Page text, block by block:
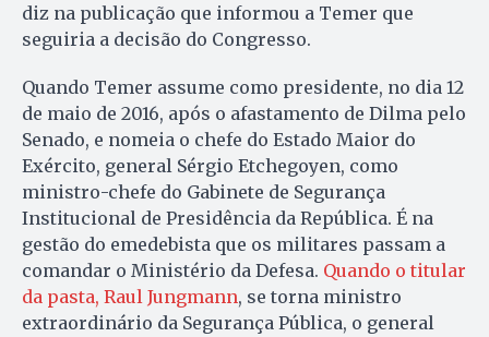
diz na publicação que informou a Temer que
seguiria a decisão do Congresso.
Quando Temer assume como presidente, no dia 12
de maio de 2016, após o afastamento de Dilma pelo
Senado, e nomeia o chefe do Estado Maior do
Exército, general Sérgio Etchegoyen, como
ministro-chefe do Gabinete de Segurança
Institucional de Presidência da República. É na
gestão do emedebista que os militares passam a
comandar o Ministério da Defesa. Quando o titular
da pasta, Raul Jungmann, se torna ministro
extraordinário da Segurança Pública, o general